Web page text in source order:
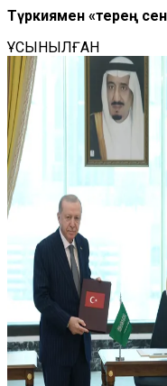
Түркиямен «терең
ҰСЫНЫЛҒАН